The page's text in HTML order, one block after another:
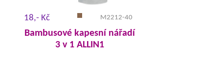
18,- Kč M2212-40
Bambusové kapesní nářadí
3 v 1 ALLIN1